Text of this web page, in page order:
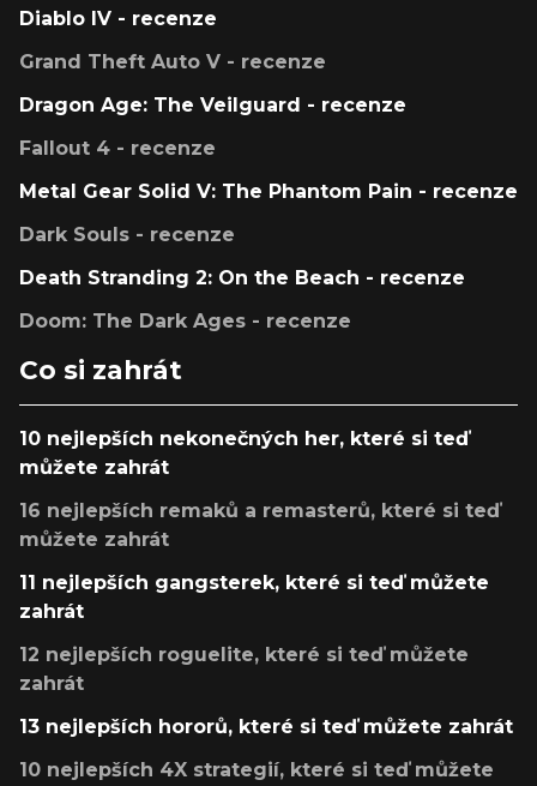
Diablo IV - recenze
Grand Theft Auto V - recenze
Dragon Age: The Veilguard - recenze
Fallout 4 - recenze
Metal Gear Solid V: The Phantom Pain - recenze
Dark Souls - recenze
Death Stranding 2: On the Beach - recenze
Doom: The Dark Ages - recenze
Co si zahrát
10 nejlepších nekonečných her, které si teď
můžete zahrát
16 nejlepších remaků a remasterů, které si teď
můžete zahrát
11 nejlepších gangsterek, které si teď můžete
zahrát
12 nejlepších roguelite, které si teď můžete
zahrát
13 nejlepších hororů, které si teď můžete zahrát
10 nejlepších 4X strategií, které si teď můžete